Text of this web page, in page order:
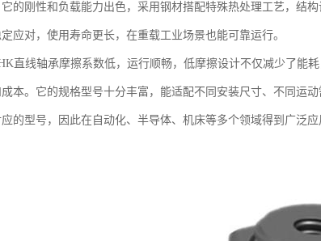
的刚性和负载能力出色，采用钢材搭配特殊热处理工艺，结
应对，使用寿命更长，在重载工业场景也能可靠运行。
直线轴承摩擦系数低，运行顺畅，低摩擦设计不仅减少了能
本。它的规格型号十分丰富，能适配不同安装尺寸、不同运
的型号，因此在自动化、半导体、机床等多个领域得到广泛应